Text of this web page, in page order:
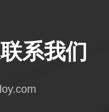
系我们